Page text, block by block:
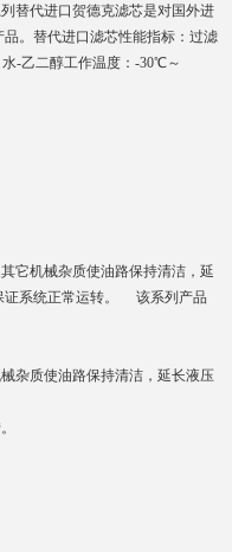
替代进口贺德克滤芯是对国外进
。替代进口滤芯性能指标：过滤
-乙二醇工作温度：-30℃～
它机械杂质使油路保持清洁，延
证系统正常运转。 该系列产品
杂质使油路保持清洁，延长液压